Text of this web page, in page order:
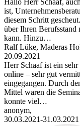
Hallo Herr Schaaf,
ist,
diesem Schritt
über Ihren Berufsstand
kann. Hinzu…
Ralf Lüke, Maderas
20.09.2021
Herr Schaaf ist ein
online – sehr gut
eingegangen. Durch
Mittel waren die
konnte viel…
anonym,
30.03.2021-31.03.2021